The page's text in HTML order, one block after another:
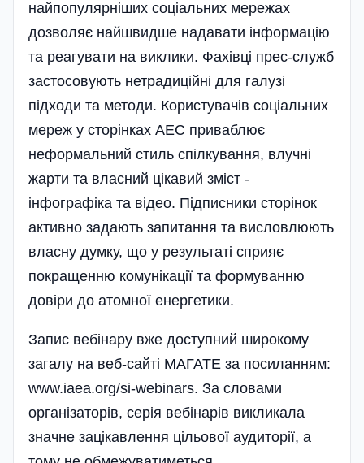
найпопулярніших соціальних мережах
дозволяє найшвидше надавати інформацію
та реагувати на виклики. Фахівці прес-служб
застосовують нетрадиційні для галузі
підходи та методи. Користувачів соціальних
мереж у сторінках АЕС приваблює
неформальний стиль спілкування, влучні
жарти та власний цікавий зміст -
інфографіка та відео. Підписники сторінок
активно задають запитання та висловлюють
власну думку, що у результаті сприяє
покращенню комунікації та формуванню
довіри до атомної енергетики.
Запис вебінару вже доступний широкому
загалу на веб-сайті МАГАТЕ за посиланням:
www.iaea.org/si-webinars. За словами
організаторів, серія вебінарів викликала
значне зацікавлення цільової аудиторії, а